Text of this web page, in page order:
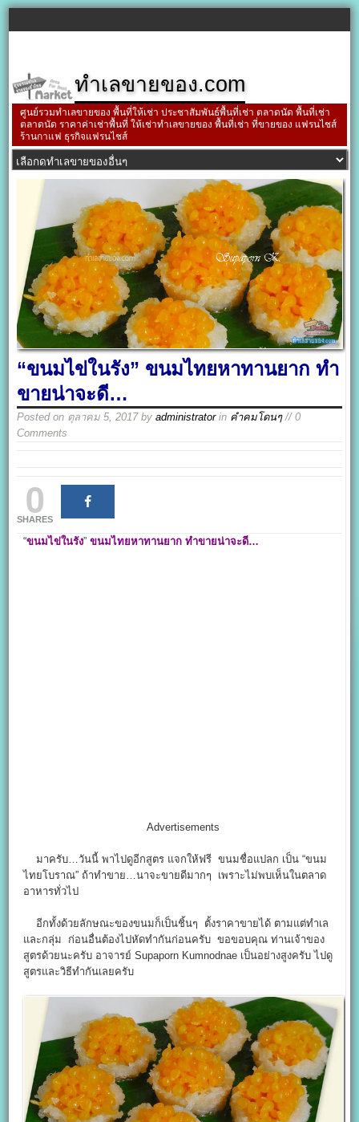
ทำเลขายของ.com
ศูนย์รวมทำเลขายของ พื้นที่ให้เช่า ประชาสัมพันธ์พื้นที่เช่า ตลาดนัด พื้นที่เช่า
ตลาดนัด ราคาค่าเช่าพื้นที่ ให้เช่าทำเลขายของ พื้นที่เช่า ที่ขายของ แฟรนไชส์
ร้านกาแฟ ธุรกิจแฟรนไชส์
“ขนมไข่ในรัง” ขนมไทยหาทานยาก ทำ
ขายน่าจะดี…
Posted on ตุลาคม 5, 2017byadministratorin คำคมโดนๆ// 0
Comments
0
SHARES
“ขนมไข่ในรัง”ขนมไทยหาทานยาก ทำขายน่าจะดี…
Advertisements
มาครับ…วันนี้ พาไปดูอีกสูตร แจกให้ฟรี ขนมชื่อแปลก เป็น “ขนม
ไทยโบราณ” ถ้าทำขาย…นาจะขายดีมากๆ เพราะไม่พบเห็นในตลาด
อาหารทั่วไป
อีกทั้งด้วยลักษณะของขนมก็เป็นชิ้นๆ ตั้งราคาขายได้ ตามแต่ทำเล
และกลุ่ม ก่อนอื่นต้องไปหัดทำกันก่อนครับ ขอขอบคุณ ท่านเจ้าของ
สูตรด้วยนะครับ อาจารย์ Supaporn Kumnodnae เป็นอย่างสูงครับ ไปดู
สูตรและวิธีทำกันเลยครับ